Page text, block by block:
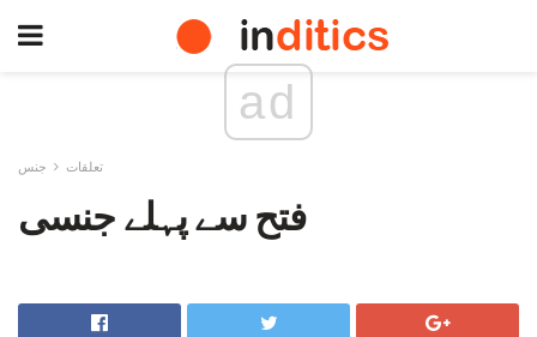
ad
تعلقات جنس
فتح سے پہلے جنسی